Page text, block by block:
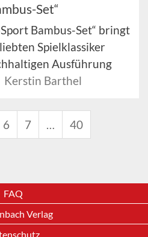
Set“
Bambus-Set“ bringt
Spielklassiker
Ausführung
Kerstin Barthel
6 7 … 40
FAQ
Verlag